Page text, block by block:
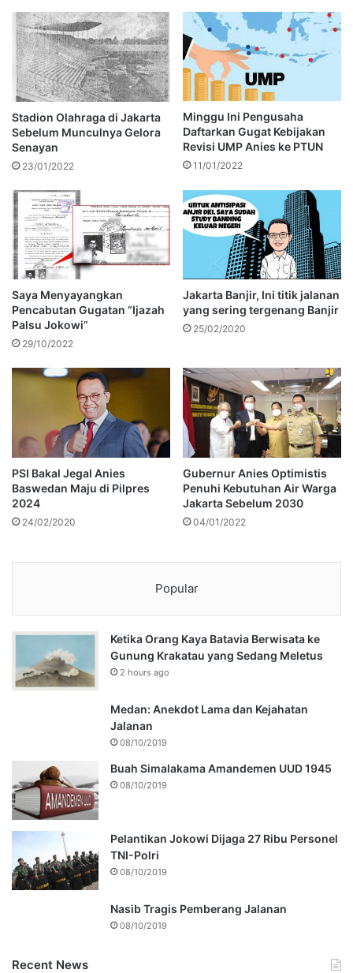
Stadion Olahraga di Jakarta
Sebelum Munculnya Gelora
Senayan
23/01/2022
Minggu Ini Pengusaha
Daftarkan Gugat Kebijakan
Revisi UMP Anies ke PTUN
11/01/2022
Saya Menyayangkan
Pencabutan Gugatan “Ijazah
Palsu Jokowi”
29/10/2022
Jakarta Banjir, Ini titik jalanan
yang sering tergenang Banjir
25/02/2020
PSI Bakal Jegal Anies
Baswedan Maju di Pilpres
2024
24/02/2020
Gubernur Anies Optimistis
Penuhi Kebutuhan Air Warga
Jakarta Sebelum 2030
04/01/2022
Popular
Ketika Orang Kaya Batavia Berwisata ke
Gunung Krakatau yang Sedang Meletus
2 hours ago
Medan: Anekdot Lama dan Kejahatan
Jalanan
08/10/2019
Buah Simalakama Amandemen UUD 1945
08/10/2019
Pelantikan Jokowi Dijaga 27 Ribu Personel
TNI-Polri
08/10/2019
Nasib Tragis Pemberang Jalanan
08/10/2019
Recent News